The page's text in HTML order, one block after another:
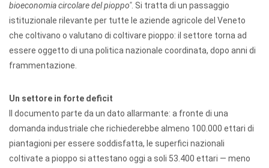
bioeconomia circolare del pioppo". Si tratta di un passaggio
istituzionale rilevante per tutte le aziende agricole del Veneto
che coltivano o valutano di coltivare pioppo: il settore torna ad
essere oggetto di una politica nazionale coordinata, dopo anni di
frammentazione.
Un settore in forte deficit
Il documento parte da un dato allarmante: a fronte di una
domanda industriale che richiederebbe almeno 100.000 ettari di
piantagioni per essere soddisfatta, le superfici nazionali
coltivate a pioppo si attestano oggi a soli 53.400 ettari — meno